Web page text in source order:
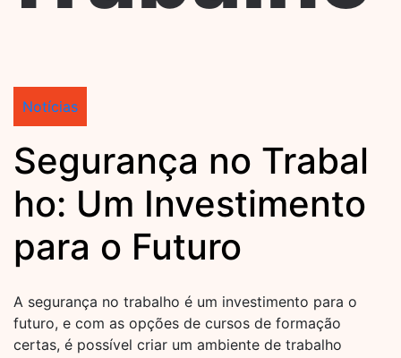
Notícias
Segurança no Trabal
ho: Um Investimento
para o Futuro
A segurança no trabalho é um investimento para o
futuro, e com as opções de cursos de formação
certas, é possível criar um ambiente de trabalho